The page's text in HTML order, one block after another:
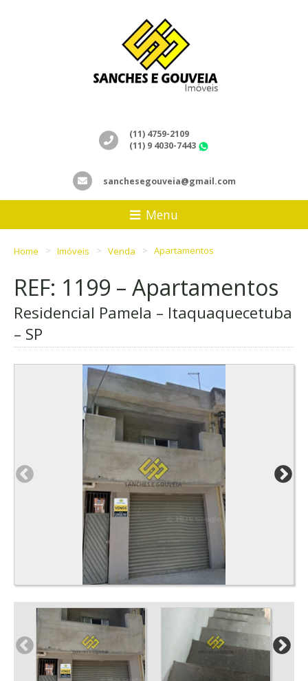
(11) 4759-2109
(11) 9 4030-7443
sanchesegouveia@gmail.com
Menu
Home Imóveis Venda Apartamentos
REF: 1199 – Apartamentos
Residencial Pamela – Itaquaquecetuba
– SP